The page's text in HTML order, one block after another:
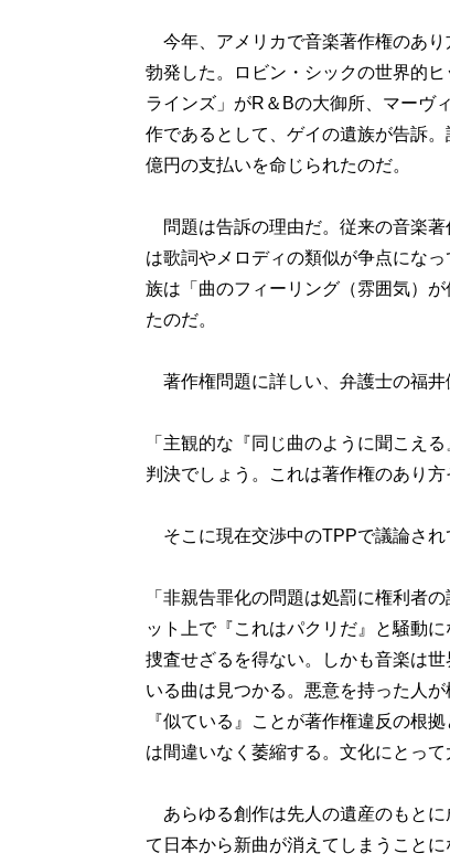
今年、アメリカで音楽著作権のあり
勃発した。ロビン・シックの世界的ヒ
ラインズ」がR＆Bの大御所、マーヴ
作であるとして、ゲイの遺族が告訴
億円の支払いを命じられたのだ。
問題は告訴の理由だ。従来の音楽著
は歌詞やメロディの類似が争点にな
族は「曲のフィーリング（雰囲気）
たのだ。
著作権問題に詳しい、弁護士の福井
「主観的な『同じ曲のように聞こえ
判決でしょう。これは著作権のあり
そこに現在交渉中のTPPで議論され
「非親告罪化の問題は処罰に権利者
ット上で『これはパクリだ』と騒動
捜査せざるを得ない。しかも音楽は
いる曲は見つかる。悪意を持った人
『似ている』ことが著作権違反の根
は間違いなく萎縮する。文化にとって
あらゆる創作は先人の遺産のもとに
て日本から新曲が消えてしまうことに